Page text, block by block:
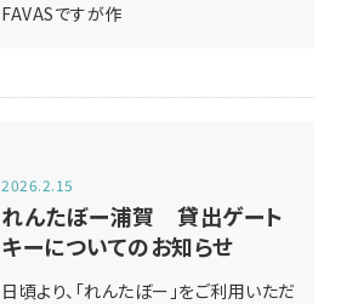
FAVASですが作
2026.2.15
れんたぼー浦賀 貸出ゲート
キーについてのお知らせ
日頃より、「れんたぼー」をご利用いただ